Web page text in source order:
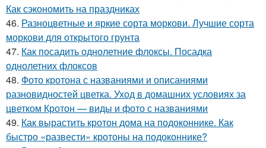
Как сэкономить на праздниках
46. Разноцветные и яркие сорта моркови. Лучшие сорта
моркови для открытого грунта
47. Как посадить однолетние флоксы. Посадка
однолетних флоксов
48. Фото кротона с названиями и описаниями
разновидностей цветка. Уход в домашних условиях за
цветком Кротон — виды и фото с названиями
49. Как вырастить кротон дома на подоконнике. Как
быстро «развести» кротоны на подоконнике?